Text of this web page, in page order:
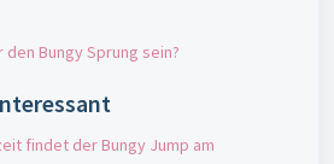
Bungy Sprung sein?
findet der Bungy Jump am